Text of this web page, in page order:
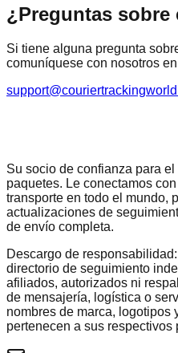
¿Preguntas sobre
Si tiene alguna pregunta
comuníquese con nosotros
Su socio de confianza para
paquetes. Le conectamos
transporte en todo el mundo,
actualizaciones de
de envío completa.
Descargo de
directorio de seguimiento
afiliados, autorizados ni
de mensajería, logística o
nombres de marca, logotipos
pertenecen a sus respectivos